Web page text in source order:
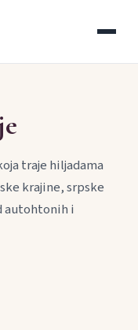
traje hiljadama
krajine, srpske
autohtonih i